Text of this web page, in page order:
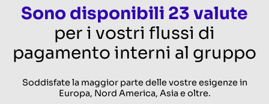
Sono disponibili 23 valute
per i vostri flussi di
pagamento interni al gruppo
Soddisfate la maggior parte delle vostre esigenze in
Europa, Nord America, Asia e oltre.